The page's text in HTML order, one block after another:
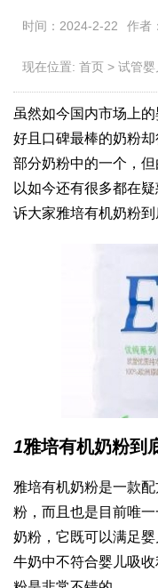
时间：2024-2-22 作者
现在位置: 首页 > 试管
虽然如今国内市场上
好且口碑最棒的奶粉
部分奶粉中的一个，
以如今还有很多都在
诉大家雅培有机奶粉
1雅培有机奶粉到
雅培有机奶粉是一款
粉，而且也是目前唯
奶粉，它既可以满足
牛奶中不符合婴儿吸